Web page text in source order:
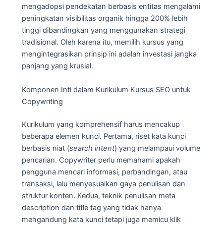
mengadopsi pendekatan berbasis entitas mengalami
peningkatan visibilitas organik hingga 200% lebih
tinggi dibandingkan yang menggunakan strategi
tradisional. Oleh karena itu, memilih kursus yang
mengintegrasikan prinsip ini adalah investasi jangka
panjang yang krusial.
Komponen Inti dalam Kurikulum Kursus SEO untuk
Copywriting
Kurikulum yang komprehensif harus mencakup
beberapa elemen kunci. Pertama, riset kata kunci
berbasis niat (search intent) yang melampaui volume
pencarian. Copywriter perlu memahami apakah
pengguna mencari informasi, perbandingan, atau
transaksi, lalu menyesuaikan gaya penulisan dan
struktur konten. Kedua, teknik penulisan meta
description dan title tag yang tidak hanya
mengandung kata kunci tetapi juga memicu klik